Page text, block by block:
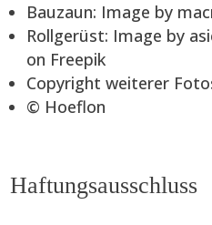
Bauzaun: Image by
Rollgerüst: Image by
on Freepik
Copyright weiterer
© Hoeflon
Haftungsausschluss